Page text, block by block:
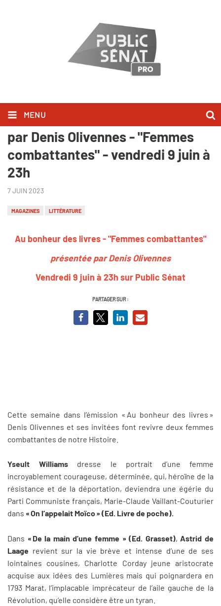
MENU
Au bonheur des livres, présentée
par Denis Olivennes - "Femmes
combattantes" - vendredi 9 juin à
23h
7 JUIN 2023
MAGAZINES LITTÉRATURE
Au bonheur des livres - "Femmes combattantes"
présentée par Denis Olivennes
Vendredi 9 juin à 23h sur Public Sénat
PARTAGER SUR :
Cette semaine dans l’émission « Au bonheur des livres »
Denis Olivennes et ses invitées font revivre deux femmes
combattantes de notre Histoire.
Yseult Williamsdresse le portrait d’une femme
incroyablement courageuse, déterminée, qui, héroïne de la
résistance et de la déportation, deviendra une égérie du
Parti Communiste français, Marie-Claude Vaillant-Couturier
dans « On l’appelait Moïco » (Ed. Livre de poche).
Dans « De la main d’une femme » (Ed. Grasset), Astrid de
Laage revient sur la vie brève et intense d’une de ses
lointaines cousines, Charlotte Corday jeune aristocrate
acquise aux idées des Lumières mais qui poignardera en
1793 Marat, l’implacable imprécateur de l’aile gauche de la
Révolution, qu’elle considère être un tyran.